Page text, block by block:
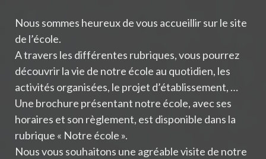
Nous sommes heureux de vous accueillir sur le site
de l’école.
A travers les différentes rubriques, vous pourrez
découvrir la vie de notre école au quotidien, les
activités organisées, le projet d’établissement, …
Une brochure présentant notre école, avec ses
horaires et son règlement, est disponible dans la
rubrique « Notre école ».
Nous vous souhaitons une agréable visite de notre